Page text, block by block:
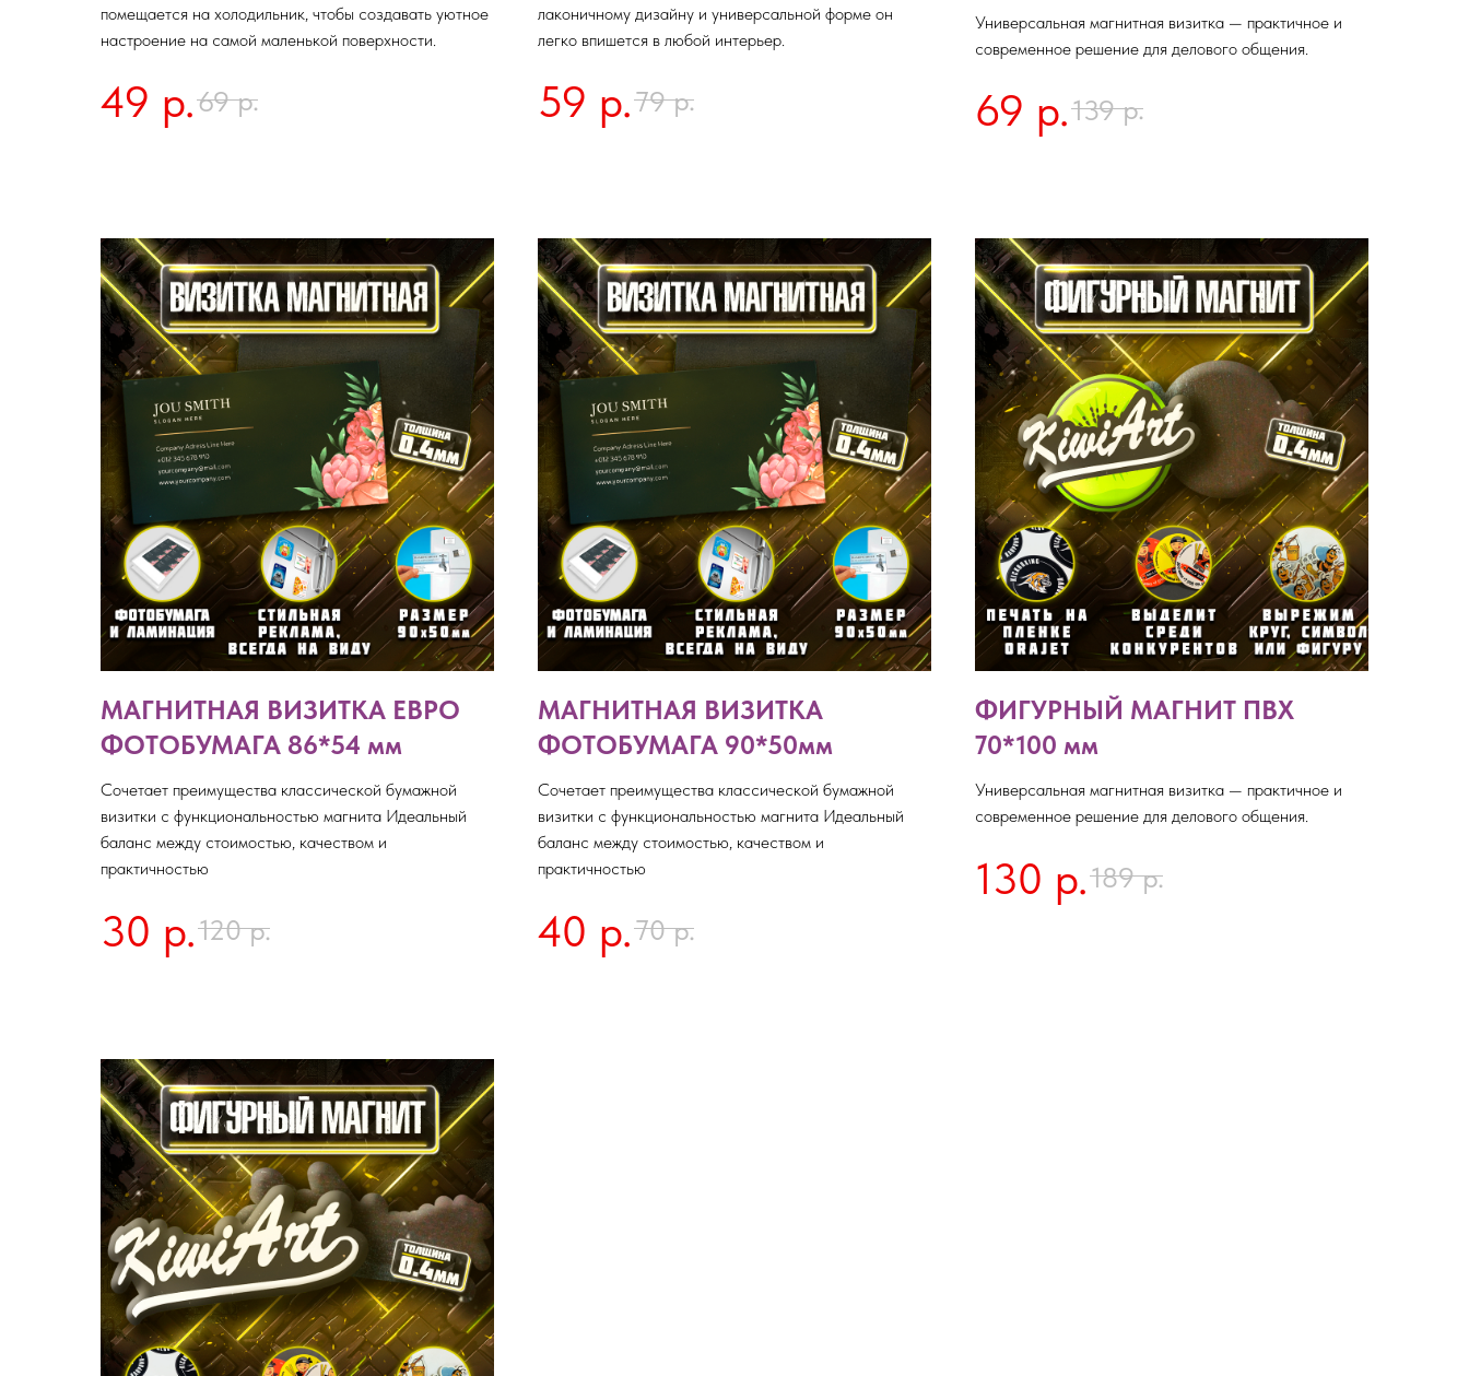
помещается на холодильник, чтобы создавать уютное
настроение на самой маленькой поверхности.
49 р.69 р.
лаконичному дизайну и универсальной форме он
легко впишется в любой интерьер.
59 р.79 р.
Универсальная магнитная визитка — практичное и
современное решение для делового общения.
69 р.139 р.
МАГНИТНАЯ ВИЗИТКА ЕВРО
ФОТОБУМАГА 86*54 мм
Сочетает преимущества классической бумажной
визитки с функциональностью магнита Идеальный
баланс между стоимостью, качеством и
практичностью
30 р.120 р.
МАГНИТНАЯ ВИЗИТКА
ФОТОБУМАГА 90*50мм
Сочетает преимущества классической бумажной
визитки с функциональностью магнита Идеальный
баланс между стоимостью, качеством и
практичностью
40 р.70 р.
ФИГУРНЫЙ МАГНИТ ПВХ
70*100 мм
Универсальная магнитная визитка — практичное и
современное решение для делового общения.
130 р.189 р.